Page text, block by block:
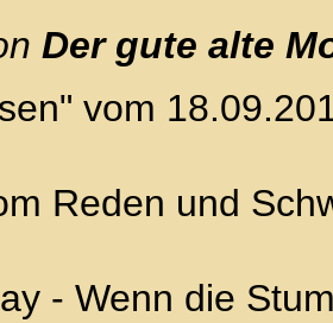
Der gute alte
vom
Reden und
- Wenn die